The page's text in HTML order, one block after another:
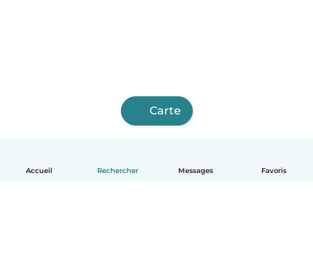
Accueil Rechercher Messages Favoris
Carte